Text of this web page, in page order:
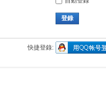
登錄
快捷登錄: